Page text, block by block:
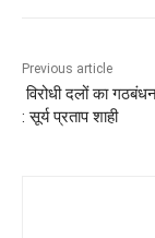
o
o
p
p
Previous article
विरोधी दलों का
: सूर्य प्रताप शाही